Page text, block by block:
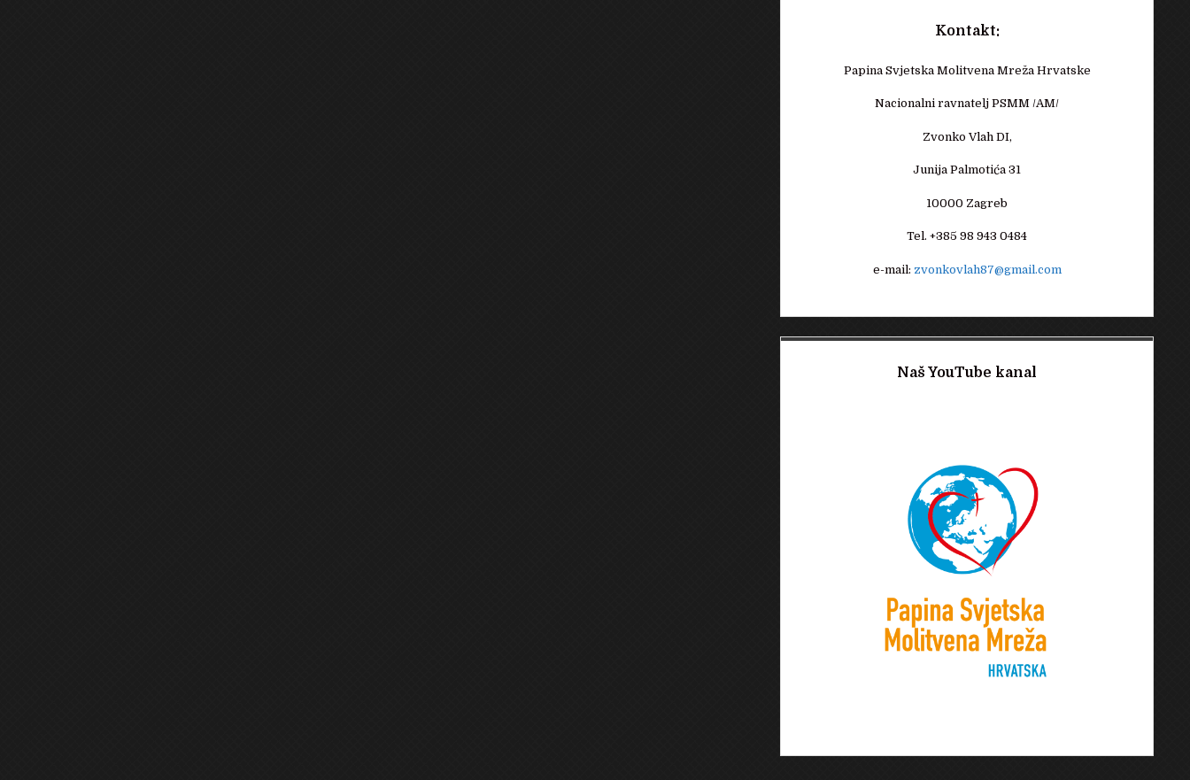
Kontakt:
Papina Svjetska Molitvena Mreža Hrvatske
Nacionalni ravnatelj PSMM /AM/
Zvonko Vlah DI,
Junija Palmotića 31
10000 Zagreb
Tel. +385 98 943 0484
e-mail: zvonkovlah87@gmail.com
Naš YouTube kanal